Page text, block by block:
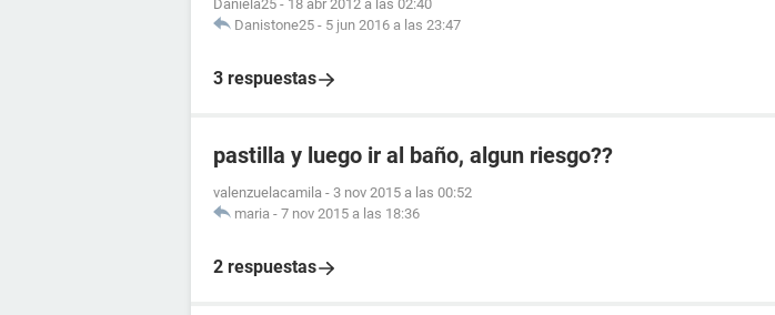
Daniela25 - 18 abr 2012 a las 02:40
Danistone25 - 5 jun 2016 a las 23:47
3 respuestas
pastilla y luego ir al baño, algun riesgo??
valenzuelacamila - 3 nov 2015 a las 00:52
maria - 7 nov 2015 a las 18:36
2 respuestas